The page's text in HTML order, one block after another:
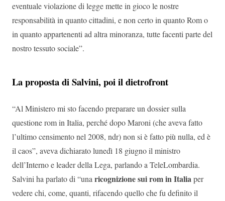
eventuale violazione di legge mette in gioco le nostre
responsabilità in quanto cittadini, e non certo in quanto Rom o
in quanto appartenenti ad altra minoranza, tutte facenti parte del
nostro tessuto sociale”.
La proposta di Salvini, poi il dietrofront
“Al Ministero mi sto facendo preparare un dossier sulla
questione rom in Italia, perché dopo Maroni (che aveva fatto
l’ultimo censimento nel 2008, ndr) non si è fatto più nulla, ed è
il caos”, aveva dichiarato lunedì 18 giugno il ministro
dell’Interno e leader della Lega, parlando a TeleLombardia.
Salvini ha parlato di “una ricognizione sui rom in Italiaper
vedere chi, come, quanti, rifacendo quello che fu definito il